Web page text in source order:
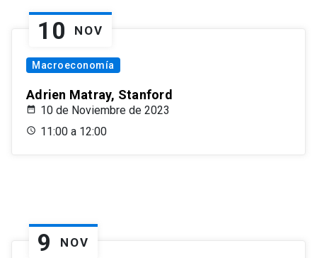
10 NOV
Macroeconomía
Adrien Matray, Stanford
10 de Noviembre de 2023
11:00 a 12:00
9 NOV